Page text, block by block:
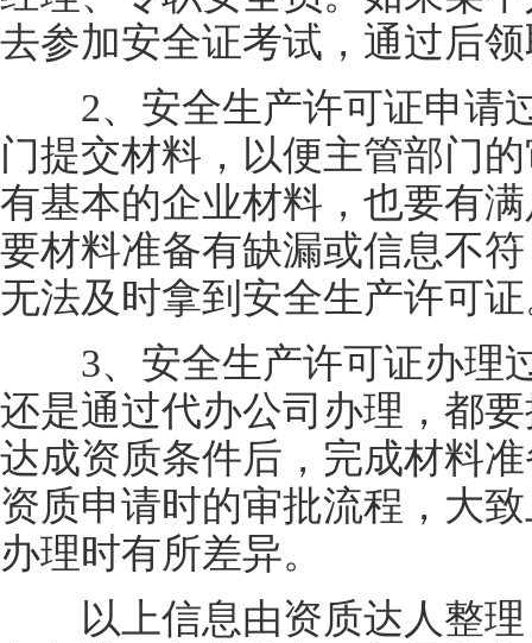
去参加安全证考试，通过后
2、安全生产许可证申请
门提交材料，以便主管部门
有基本的企业材料，也要有
要材料准备有缺漏或信息不
无法及时拿到安全生产许可
3、安全生产许可证办理
还是通过代办公司办理，都
达成资质条件后，完成材料
资质申请时的审批流程，大
办理时有所差异。
以上信息由资质达人整理